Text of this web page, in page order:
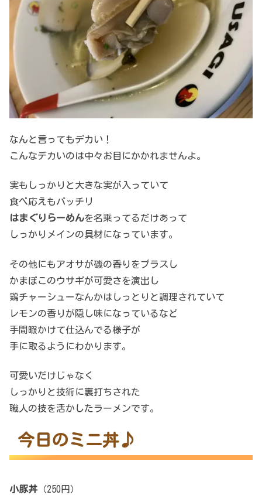
なんと言ってもデカい！
こんなデカいのは中々お目にかかれませんよ。
実もしっかりと大きな実が入っていて
食べ応えもバッチリ
はまぐりらーめんを名乗ってるだけあって
しっかりメインの具材になっています。
その他にもアオサが磯の香りをプラスし
かまぼこのウサギが可愛さを演出し
鶏チャーシューなんかはしっとりと調理されていて
レモンの香りが隠し味になっているなど
手間暇かけて仕込んでる様子が
手に取るようにわかります。
可愛いだけじゃなく
しっかりと技術に裏打ちされた
職人の技を活かしたラーメンです。
今日のミニ丼♪
小豚丼（250円）